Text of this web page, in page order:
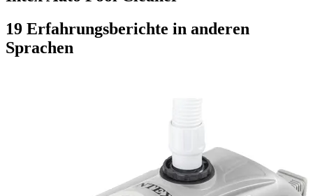
19 Erfahrungsberichte in anderen
Sprachen